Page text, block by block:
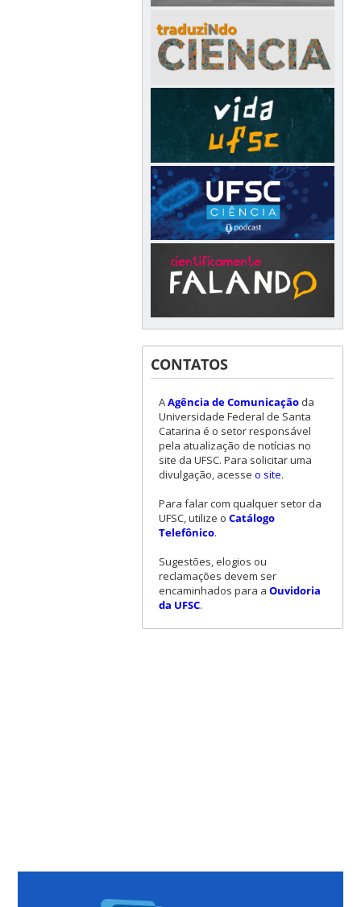
CONTATOS
AAgência de Comunicaçãoda
Universidade Federal de Santa
Catarina é o setor responsável
pela atualização de notícias no
site da UFSC. Para solicitar uma
divulgação, acesse o site.
Para falar com qualquer setor da
UFSC, utilize o Catálogo
Telefônico.
Sugestões, elogios ou
reclamações devem ser
encaminhados para a Ouvidoria
da UFSC.